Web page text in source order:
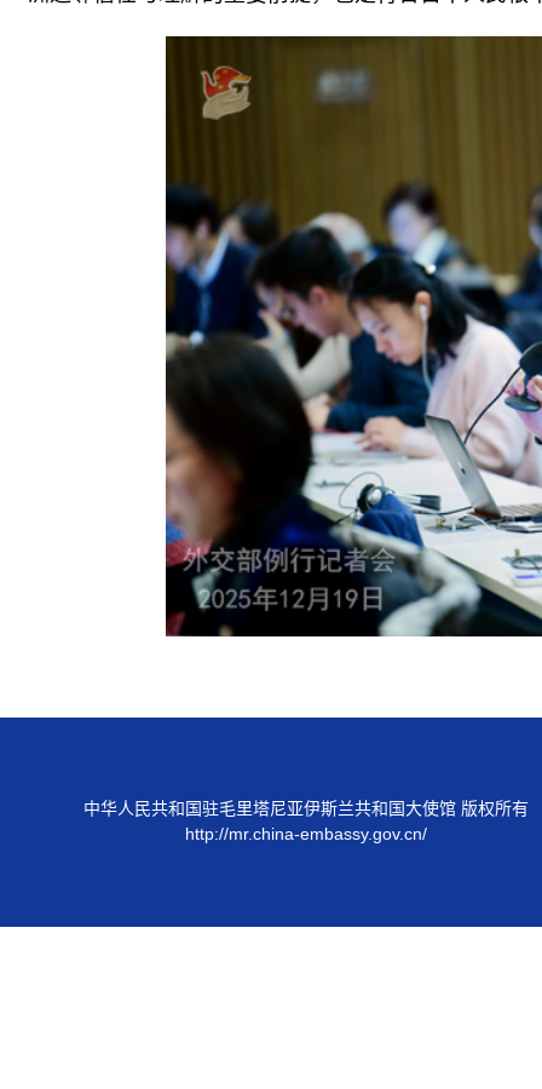
中华人民共和国驻毛里塔尼亚伊斯兰共和国大使馆 版权所有
http://mr.china-embassy.gov.cn/